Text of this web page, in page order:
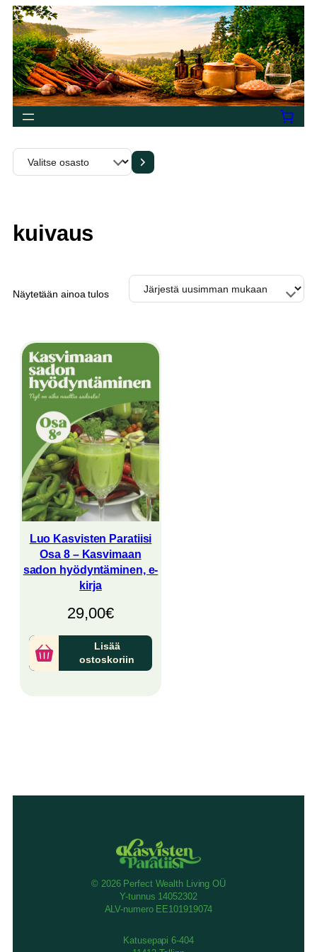
Siirry
sisältöön
Valitse
osasto
kuivaus
Näytetään ainoa tulos
Luo Kasvisten Paratiisi
Osa 8 – Kasvimaan
sadon hyödyntäminen, e-
kirja
29,00€
Lisää
ostoskoriin
© 2026 Perfect Wealth Living OÜ
Y-tunnus 14052302
ALV-numero EE101919074
Katusepapi 6-404